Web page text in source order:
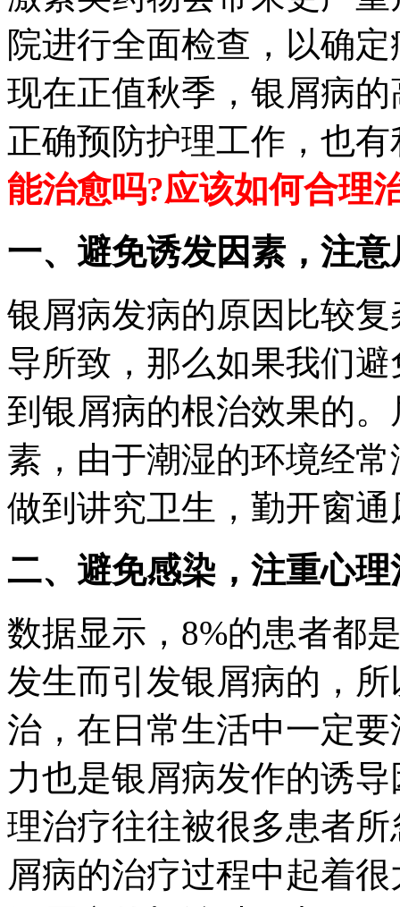
院进行全面检查，以确
现在正值秋季，银屑病
正确预防护理工作，也
能治愈吗?应该如何合理
一、避免诱发因素，注
银屑病发病的原因比较
导所致，那么如果我们
到银屑病的根治效果的
素，由于潮湿的环境经
做到讲究卫生，勤开窗
二、避免感染，注重心理
数据显示，8%的患者都
发生而引发银屑病的，
治，在日常生活中一定
力也是银屑病发作的诱
理治疗往往被很多患者
屑病的治疗过程中起着